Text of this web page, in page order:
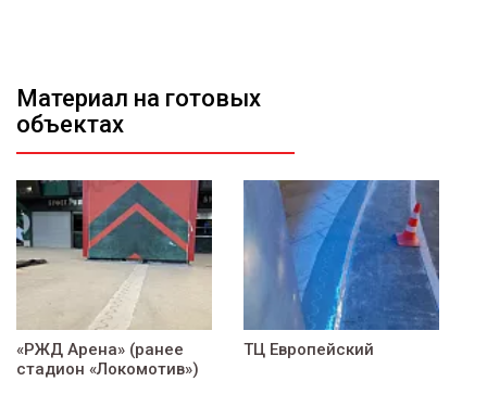
Материал на готовых
объектах
«РЖД Арена» (ранее
стадион «Локомотив»)
ТЦ Европейский